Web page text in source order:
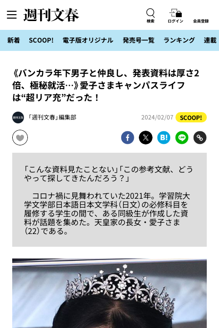
検索 ログイン 会員登録
新着 SCOOP! 電子版オリジナル 発売号一覧 ランキング 連載
《バンカラ年下男子と仲良し、発表資料は厚さ2
倍、極秘就活…》愛子さまキャンパスライフ
は“超リア充”だった！
「週刊文春」編集部 2024/02/07 SCOOP!
「こんな資料見たことない」「この参考文献、どう
やって探してきたんだろう？」
コロナ禍に見舞われていた2021年。学習院大
学文学部日本語日本文学科（日文）の必修科目を
履修する学生の間で、ある同級生が作成した資
料が話題を集めた。天皇家の長女・愛子さま
（22）である。